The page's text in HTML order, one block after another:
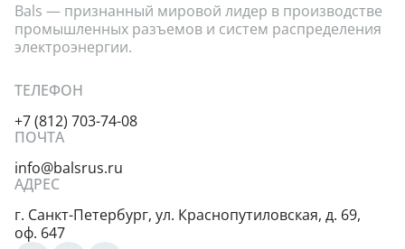
Bals — признанный мировой лидер в производстве
промышленных разъемов и систем распределения
электроэнергии.
ТЕЛЕФОН
+7 (812) 703-74-08
ПОЧТА
info@balsrus.ru
АДРЕС
г. Санкт-Петербург, ул. Краснопутиловская, д. 69,
оф. 647